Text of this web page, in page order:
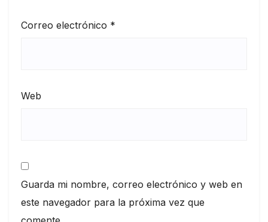
Correo electrónico *
Web
Guarda mi nombre, correo electrónico y web en
este navegador para la próxima vez que